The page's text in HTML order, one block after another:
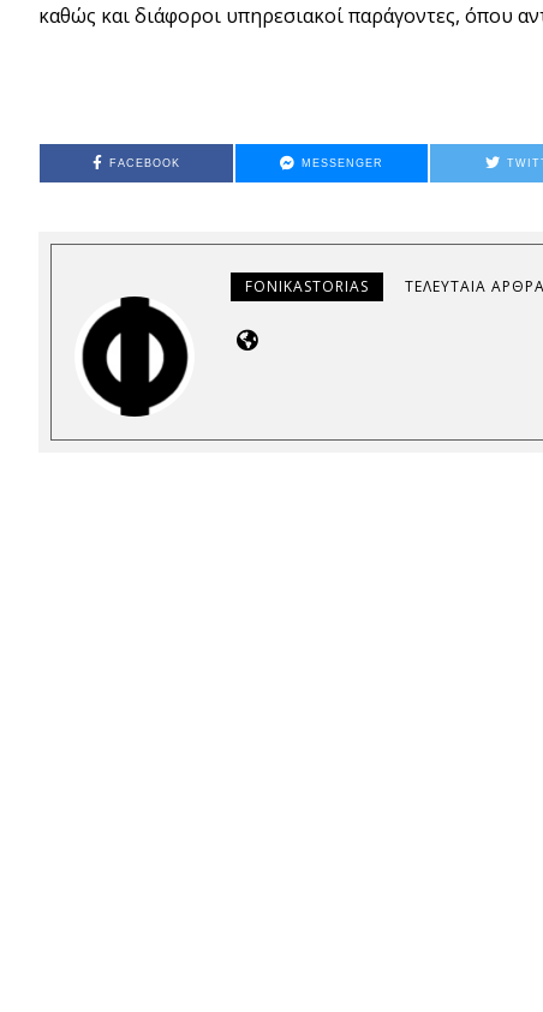
καθώς και διάφοροι υπηρεσιακοί παράγοντες, όπου
FACEBOOK MESSENGER
FONIKASTORIAS
ΤΕΛΕΥΤΑΊΑ ΆΡΘΡΑ